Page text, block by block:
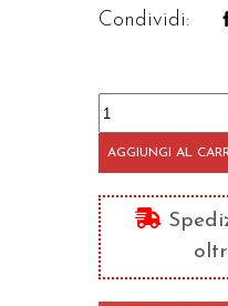
Condividi:
La
regola
e
l'eccesso
quantità
AGGIUNGI AL